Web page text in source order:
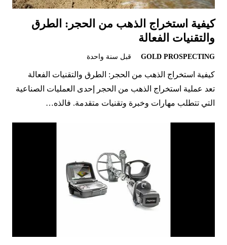
كيفية استخراج الذهب من الحجر: الطرق
والتقنيات الفعالة
GOLD PROSPECTING قبل سنة واحدة
كيفية استخراج الذهب من الحجر: الطرق والتقنيات الفعالة
تعد عملية استخراج الذهب من الحجر إحدى العمليات الصناعية
التي تتطلب مهارات وخبرة وتقنيات متقدمة. فالذه…